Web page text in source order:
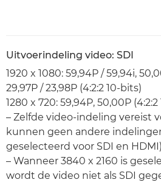
Uitvoerindeling video: SDI
1920 x 1080: 59,94P / 59,94i,
29,97P / 23,98P (4:2:2 10-bits)
1280 x 720: 59,94P, 50,00P
– Zelfde video-indeling vereist
kunnen geen andere
geselecteerd voor SDI en HDMI)
– Wanneer 3840 x 2160 is
wordt de video niet als SDI